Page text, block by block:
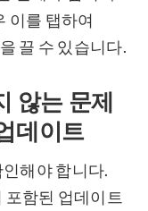
이를 탭하여
끌 수 있습니다.
않는 문제
데이트
해야 합니다.
함된 업데이트